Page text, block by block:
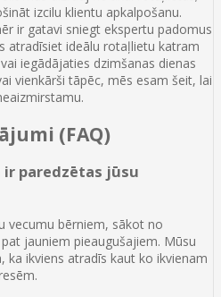
izcilu klientu apkalpošanu.
ir gatavi sniegt ekspertu padomus
atradīsiet ideālu rotaļlietu katram
iegādājaties dzimšanas dienas
vienkārši tāpēc, mēs esam šeit, lai
(FAQ)
ir paredzētas jūsu
vecumu bērniem, sākot no
jauniem pieaugušajiem. Mūsu
ka ikviens atradīs kaut ko ikvienam